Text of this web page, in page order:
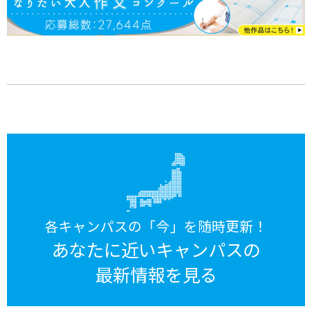
各キャンパスの「今」を随時更新！
あなたに近いキャンパスの
最新情報を見る